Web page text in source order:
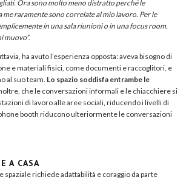
Ora sono molto meno distratto perché le
raramente sono correlate al mio lavoro. Per le
in una sala riunioni o in una focus room.
muovo”.
ha avuto l’esperienza opposta: aveva bisogno di
e materiali fisici, come documenti e raccoglitori, e
al suo team. Lo spazio soddisfa entrambe le
che le conversazioni informali e le chiacchiere si
di lavoro alle aree sociali, riducendo i livelli di
booth riducono ulteriormente le conversazioni
A CASA
spaziale richiede adattabilità e coraggio da parte